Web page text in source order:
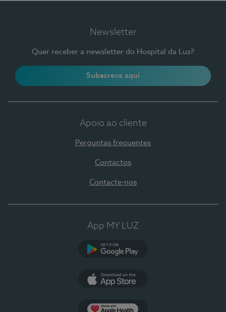
Newsletter
Quer receber a newsletter do Hospital da Luz?
Subscreva aqui
Apoio ao cliente
Perguntas frequentes
Contactos
Contacte-nos
App MY LUZ